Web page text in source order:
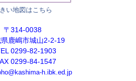
い地図はこちら
〒314-0038
鹿嶋市城山2-2-19
0299-82-1903
0299-84-1547
h.ibk.ed.jp